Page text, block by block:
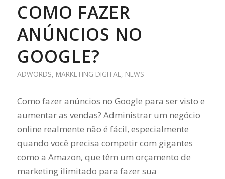
COMO FAZER
ANÚNCIOS NO
GOOGLE?
ADWORDS, MARKETING DIGITAL, NEWS
Como fazer anúncios no Google para ser visto e
aumentar as vendas? Administrar um negócio
online realmente não é fácil, especialmente
quando você precisa competir com gigantes
como a Amazon, que têm um orçamento de
marketing ilimitado para fazer sua